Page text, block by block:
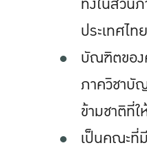
ประเทศไทย
บัณฑิตของ
ภาควิชาบั
ข้ามชาติที่
เป็นคณะที่